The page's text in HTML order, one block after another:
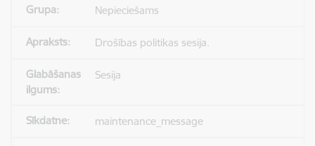
Nepieciešams
Drošības politikas sesija.
Sesija
maintenance_message